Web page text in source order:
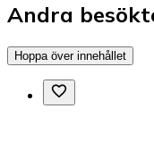
Andra
Hoppa över innehållet